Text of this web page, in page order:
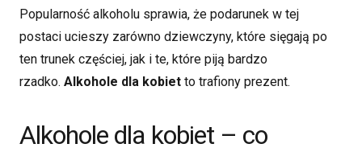
Popularność alkoholu sprawia, że podarunek w tej
postaci ucieszy zarówno dziewczyny, które sięgają po
ten trunek częściej, jak i te, które piją bardzo
rzadko. Alkohole dla kobiet to trafiony prezent.
Alkohole dla kobiet – co